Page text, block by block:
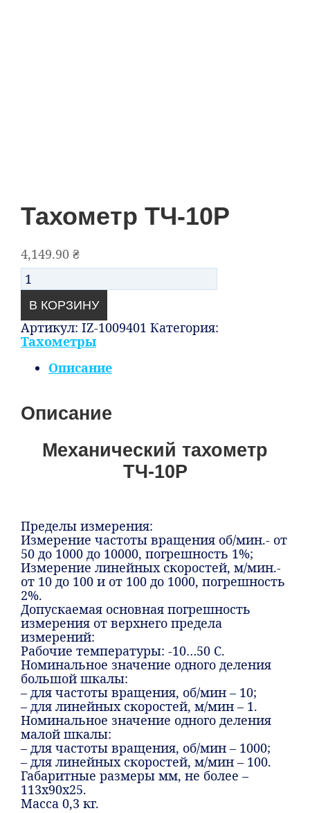
Тахометр ТЧ-10Р
4,149.90 ₴
Количество
В КОРЗИНУ
Артикул: IZ-1009401 Категория:
Тахометры
Описание
Описание
Механический тахометр
ТЧ-10Р
Пределы измерения:
Измерение частоты вращения об/мин.- от
50 до 1000 до 10000, погрешность 1%;
Измерение линейных скоростей, м/мин.-
от 10 до 100 и от 100 до 1000, погрешность
2%.
Допускаемая основная погрешность
измерения от верхнего предела
измерений:
Рабочие температуры: -10…50 С.
Номинальное значение одного деления
большой шкалы:
– для частоты вращения, об/мин – 10;
– для линейных скоростей, м/мин – 1.
Номинальное значение одного деления
малой шкалы:
– для частоты вращения, об/мин – 1000;
– для линейных скоростей, м/мин – 100.
Габаритные размеры мм, не более –
113х90х25.
Масса 0,3 кг.